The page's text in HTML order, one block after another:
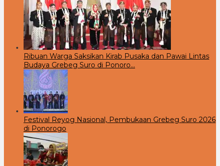
Ribuan Warga Saksikan Kirab Pusaka dan Pawai Lintas
Budaya Grebeg Suro di Ponoro…
Festival Reyog Nasional, Pembukaan Grebeg Suro 2026
di Ponorogo